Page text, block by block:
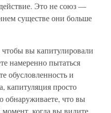
Это не союз —
существе они больше
чтобы вы капитулировали
намеренно пытаться
обусловленность и
капитуляция просто
обнаруживаете, что вы
когда вы видите